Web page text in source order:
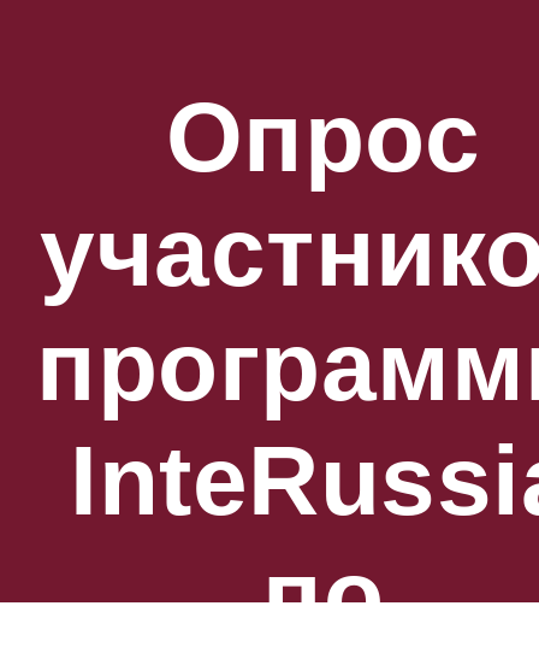
Опрос
по